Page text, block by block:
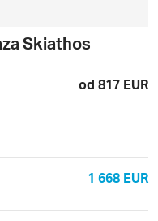
Skiathos
od 817 EUR
1 668 EUR